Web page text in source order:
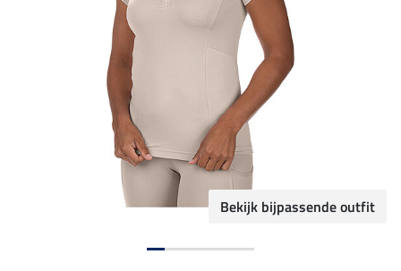
Bekijk bijpassende outfit